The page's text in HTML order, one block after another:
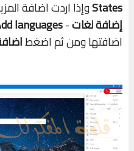
Statesوإذا اردت اضافة
إضافة لغات-
languages
اضافتها ومن ثم اضغط